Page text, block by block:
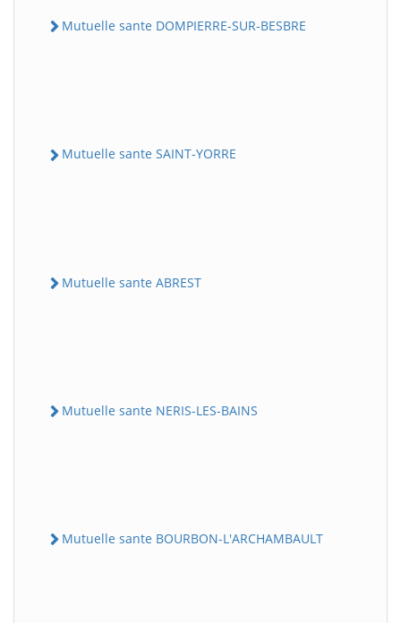
Mutuelle sante DOMPIERRE-SUR-BESBRE
Mutuelle sante SAINT-YORRE
Mutuelle sante ABREST
Mutuelle sante NERIS-LES-BAINS
Mutuelle sante BOURBON-L'ARCHAMBAULT